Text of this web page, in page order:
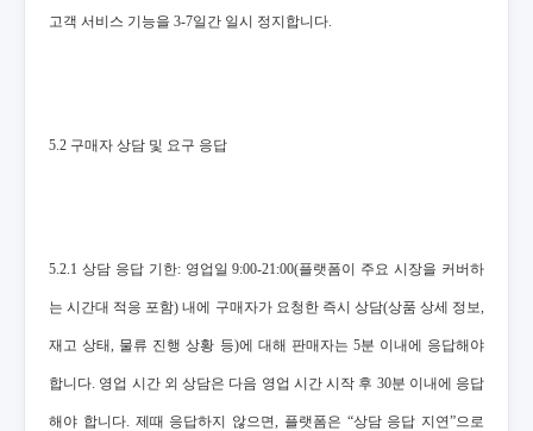
고객 서비스 기능을 3-7일간 일시 정지합니다.
5.2 구매자 상담 및 요구 응답
5.2.1 상담 응답 기한: 영업일 9:00-21:00(플랫폼이 주요 시장을 커버하
는 시간대 적응 포함) 내에 구매자가 요청한 즉시 상담(상품 상세 정보,
재고 상태, 물류 진행 상황 등)에 대해 판매자는 5분 이내에 응답해야
합니다. 영업 시간 외 상담은 다음 영업 시간 시작 후 30분 이내에 응답
해야 합니다. 제때 응답하지 않으면, 플랫폼은 “상담 응답 지연”으로